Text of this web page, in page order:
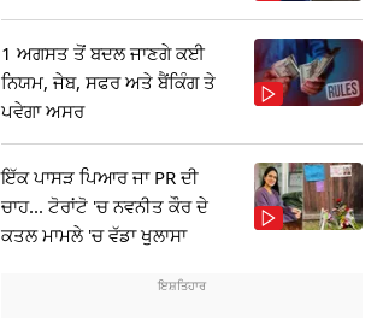
1 ਅਗਸਤ ਤੋਂ ਬਦਲ ਜਾਣਗੇ ਕਈ
ਨਿਯਮ, ਜੇਬ, ਸਫਰ ਅਤੇ ਬੈਂਕਿੰਗ ਤੇ
ਪਵੇਗਾ ਅਸਰ
ਇੱਕ ਪਾਸੜ ਪਿਆਰ ਜਾ PR ਦੀ
ਚਾਹ... ਟੋਰਾਂਟੋ 'ਚ ਨਵਨੀਤ ਕੌਰ ਦੇ
ਕਤਲ ਮਾਮਲੇ 'ਚ ਵੱਡਾ ਖੁਲਾਸਾ